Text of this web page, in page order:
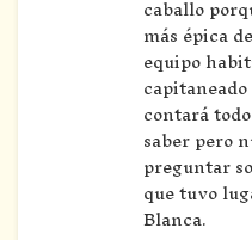
caballo
más épica
equipo
contará
saber pero
preguntar
que tuvo
Blanca.